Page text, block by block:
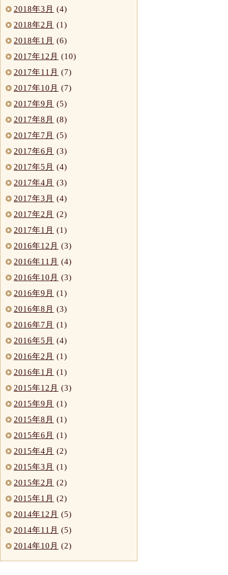
2018年3月 (4)
2018年2月 (1)
2018年1月 (6)
2017年12月 (10)
2017年11月 (7)
2017年10月 (7)
2017年9月 (5)
2017年8月 (8)
2017年7月 (5)
2017年6月 (3)
2017年5月 (4)
2017年4月 (3)
2017年3月 (4)
2017年2月 (2)
2017年1月 (1)
2016年12月 (3)
2016年11月 (4)
2016年10月 (3)
2016年9月 (1)
2016年8月 (3)
2016年7月 (1)
2016年5月 (4)
2016年2月 (1)
2016年1月 (1)
2015年12月 (3)
2015年9月 (1)
2015年8月 (1)
2015年6月 (1)
2015年4月 (2)
2015年3月 (1)
2015年2月 (2)
2015年1月 (2)
2014年12月 (5)
2014年11月 (5)
2014年10月 (2)